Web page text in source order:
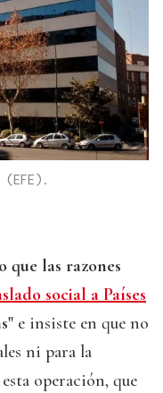
que las razones
social a Países
e insiste en que no
ni para la
operación, que